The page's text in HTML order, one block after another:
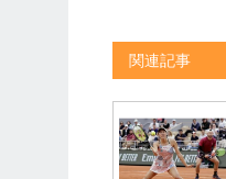
関連記事